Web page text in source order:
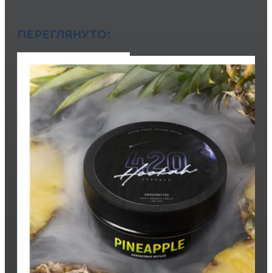
ПЕРЕГЛЯНУТО: